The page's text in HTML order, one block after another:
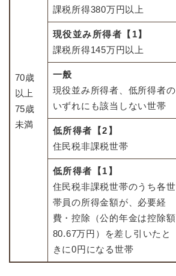
70歳
以上
75歳
未満
課税所得380万円以上
現役並み所得者【1】
課税所得145万円以上
一般
現役並み所得者、低所得者の
いずれにも該当しない世帯
低所得者【2】
住民税非課税世帯
低所得者【1】
住民税非課税世帯のうち各世
帯員の所得金額が、必要経
費・控除（公的年金は控除額
80.67万円）を差し引いたと
きに0円になる世帯